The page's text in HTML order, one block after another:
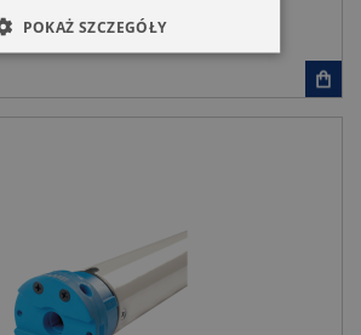
POKAŻ SZCZEGÓŁY